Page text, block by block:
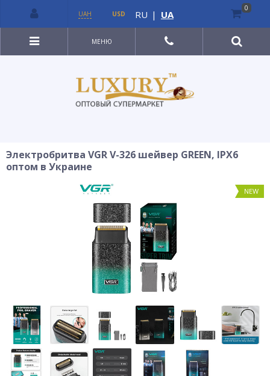
МЕНЮ
Электробритва VGR V-326 шейвер GREEN, IPX6
оптом в Украине
NEW
UAH USD RU | UA
0